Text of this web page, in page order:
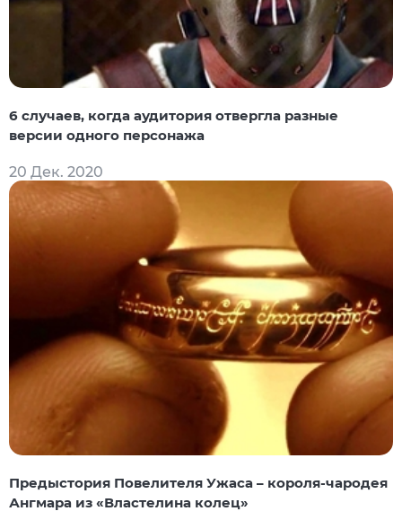
6 случаев, когда аудитория отвергла разные
версии одного персонажа
20 Дек. 2020
Предыстория Повелителя Ужаса – короля-чародея
Ангмара из «Властелина колец»